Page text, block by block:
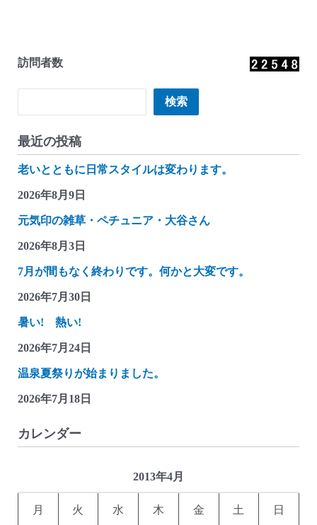
訪問者数
検索
最近の投稿
老いとともに日常スタイルは変わります。
2026年8月9日
元気印の雑草・ペチュニア・大谷さん
2026年8月3日
7月が間もなく終わりです。何かと大変です。
2026年7月30日
暑い! 熱い!
2026年7月24日
温泉夏祭りが始まりました。
2026年7月18日
カレンダー
2013年4月
月 火 水 木 金 土 日